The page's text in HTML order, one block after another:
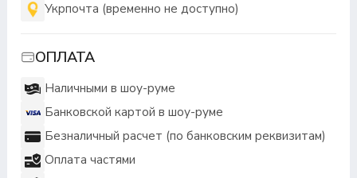
Укрпочта (временно не доступно)
ОПЛАТА
Наличными в шоу-руме
Банковской картой в шоу-руме
Безналичный расчет (по банковским реквизитам)
Оплата частями